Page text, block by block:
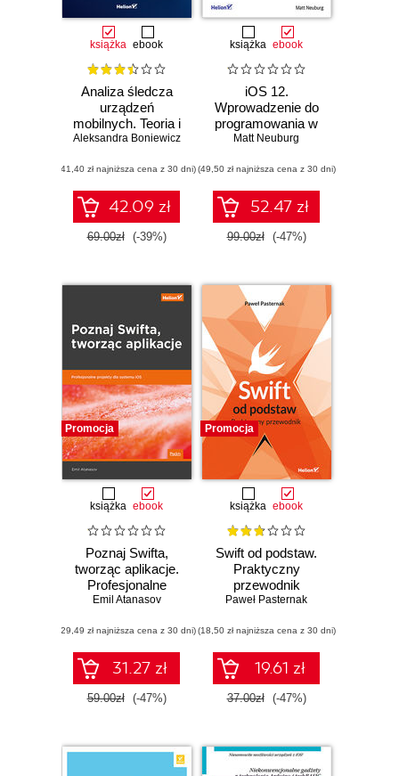
książka ebook
Analiza śledcza
urządzeń
mobilnych. Teoria i
praktyka
Aleksandra Boniewicz
(41,40 zł najniższa cena z 30 dni)
42.09 zł
69.00zł (-39%)
książka ebook
iOS 12.
Wprowadzenie do
programowania w
Swifcie. Wydanie V
Matt Neuburg
(49,50 zł najniższa cena z 30 dni)
52.47 zł
99.00zł (-47%)
Promocja
książka ebook
Poznaj Swifta,
tworząc aplikacje.
Profesjonalne
projekty dla
Emil Atanasov
(29,49 zł najniższa cena z 30 dni)
31.27 zł
59.00zł (-47%)
Promocja
książka ebook
Swift od podstaw.
Praktyczny
przewodnik
Paweł Pasternak
(18,50 zł najniższa cena z 30 dni)
19.61 zł
37.00zł (-47%)